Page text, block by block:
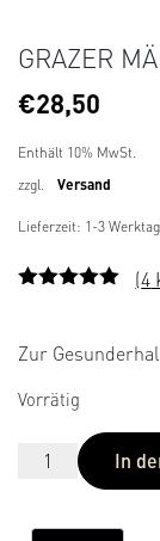
GRAZER
€28,50
Enthält 10% MwSt.
zzgl.
Versand
Lieferzeit: 1-3
von 5,
basierend
Kundenbew
ertungen
(4
Zur
Vorrätig
In